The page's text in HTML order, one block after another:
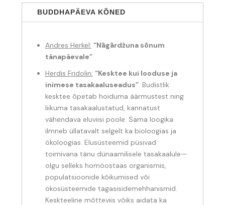
BUDDHAPÄEVA KÕNED
Andres Herkel: “Nāgārdžuna sõnum
tänapäevale”
Herdis Fridolin: “Kesktee kui looduse ja
inimese tasakaaluseadus”. Budistlik
kesktee õpetab hoiduma äärmustest ning
liikuma tasakaalustatud, kannatust
vähendava eluviisi poole. Sama loogika
ilmneb üllatavalt selgelt ka bioloogias ja
ökoloogias. Elusüsteemid püsivad
toimivana tänu dünaamilisele tasakaalule—
olgu selleks homöostaas organismis,
populatsioonide kõikumised või
ökosüsteemide tagasisidemehhanismid.
Keskteeline mõtteviis võiks aidata ka